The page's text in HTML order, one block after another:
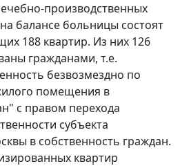
производственных
балансе больницы состоят
188 квартир. Из них 126
гражданами, т.е.
безвозмездно по
помещения в
с правом перехода
субъекта
в собственность граждан.
квартир